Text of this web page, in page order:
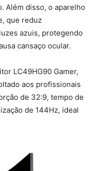
Além disso, o aparelho
que reduz
azuis, protegendo
cansaço ocular.
LC49HG90 Gamer,
aos profissionais
de 32:9, tempo de
de 144Hz, ideal